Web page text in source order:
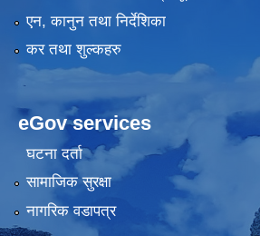
एन, कानुन तथा निर्देशिका
कर तथा शुल्कहरु
eGov services
घटना दर्ता
सामाजिक सुरक्षा
नागरिक वडापत्र